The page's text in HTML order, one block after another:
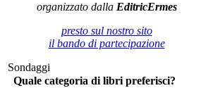
organizzato dalla EditricErmes
presto sul nostro sito
il bando di partecipazione
Sondaggi
Quale categoria di libri preferisci?